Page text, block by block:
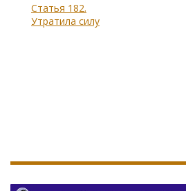
Статья 182.
Утратила силу